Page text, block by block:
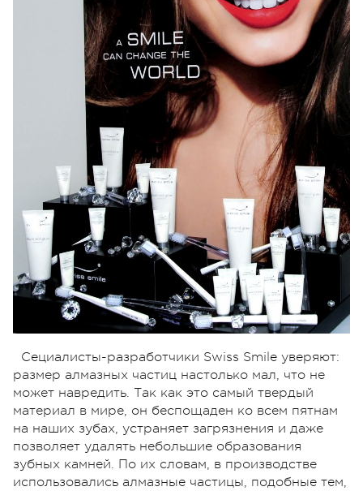
Сециалисты-разработчики Swiss Smile уверяют:
размер алмазных частиц настолько мал, что не
может навредить. Так как это самый твердый
материал в мире, он беспощаден ко всем пятнам
на наших зубах, устраняет загрязнения и даже
позволяет удалять небольшие образования
зубных камней. По их словам, в производстве
использовались алмазные частицы, подобные тем,